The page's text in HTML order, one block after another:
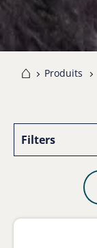
Produits
Filters